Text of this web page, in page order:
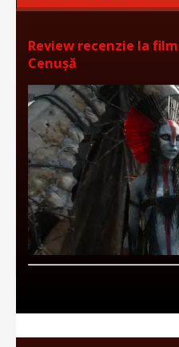
Review recenzie la
Cenușă